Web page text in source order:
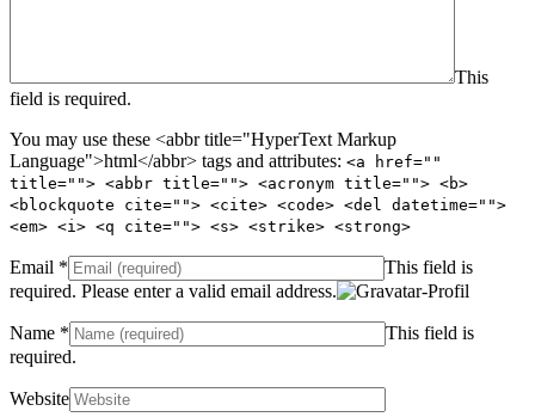
This
field is required.
You may use these <abbr title="HyperText Markup
Language">html</abbr> tags and attributes: <a href=""
title=""> <abbr title=""> <acronym title=""> <b>
<blockquote cite=""> <cite> <code> <del datetime="">
<em> <i> <q cite=""> <s> <strike> <strong>
Email *
This field is
required. Please enter a valid email address.
Name *
This field is
required.
Website